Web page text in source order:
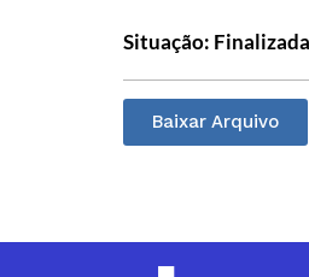
Situação: Finalizada
Baixar Arquivo